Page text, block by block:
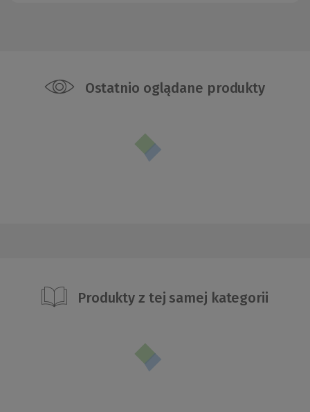
Ostatnio oglądane produkty
Produkty z tej samej kategorii